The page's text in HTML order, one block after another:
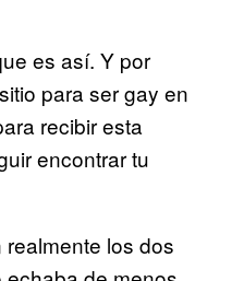
es así. Y por
para ser gay en
recibir esta
encontrar tu
los dos